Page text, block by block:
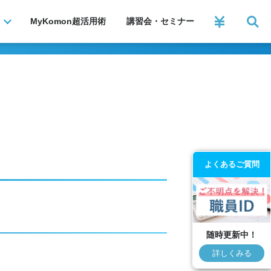
MyKomon超活用術 講習会・セミナー
よくあるご質問
随時更新中！
詳しくみる